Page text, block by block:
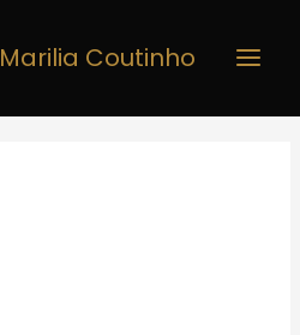
Marilia Coutinho